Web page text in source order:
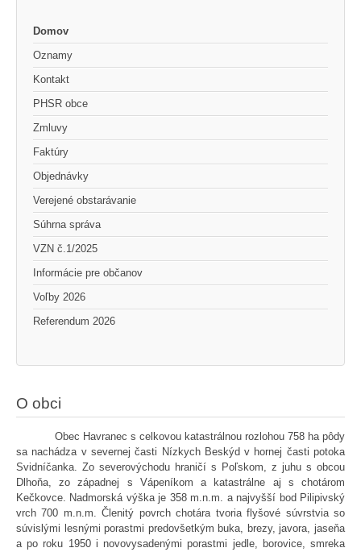
Domov
Oznamy
Kontakt
PHSR obce
Zmluvy
Faktúry
Objednávky
Verejené obstarávanie
Súhrna správa
VZN č.1/2025
Informácie pre občanov
Voľby 2026
Referendum 2026
O obci
Obec Havranec s celkovou katastrálnou rozlohou 758 ha pôdy
sa nachádza v severnej časti Nízkych Beskýd v hornej časti potoka
Svidníčanka. Zo severovýchodu hraničí s Poľskom, z juhu s obcou
Dlhoňa, zo západnej s Vápeníkom a katastrálne aj s chotárom
Kečkovce. Nadmorská výška je 358 m.n.m. a najvyšší bod Pilipivský
vrch 700 m.n.m. Členitý povrch chotára tvoria flyšové súvrstvia so
súvislými lesnými porastmi predovšetkým buka, brezy, javora, jaseňa
a po roku 1950 i novovysadenými porastmi jedle, borovice, smreka